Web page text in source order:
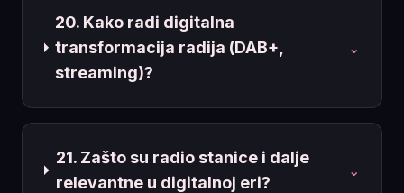
20. Kako radi digitalna
transformacija radija (DAB+,
streaming)?
⌄
21. Zašto su radio stanice i dalje
relevantne u digitalnoj eri?
⌄